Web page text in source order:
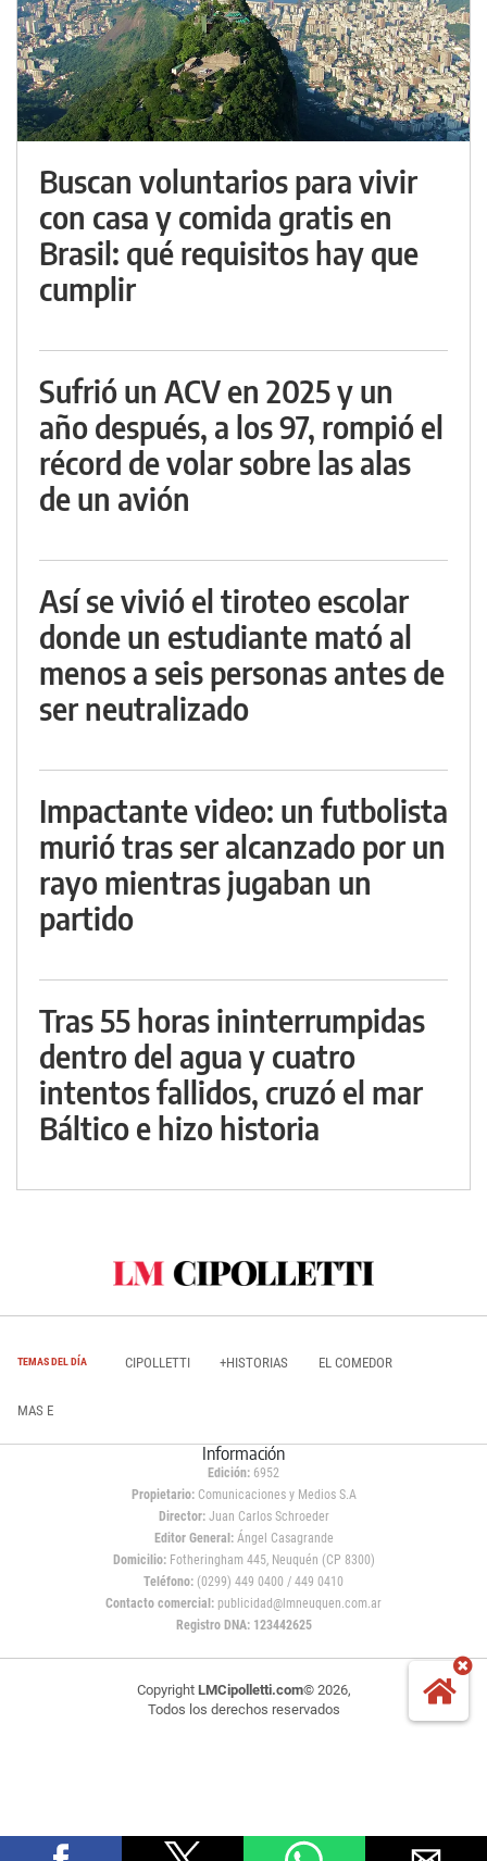
Buscan voluntarios para vivir
con casa y comida gratis en
Brasil: qué requisitos hay que
cumplir
Sufrió un ACV en 2025 y un
año después, a los 97, rompió el
récord de volar sobre las alas
de un avión
Así se vivió el tiroteo escolar
donde un estudiante mató al
menos a seis personas antes de
ser neutralizado
Impactante video: un futbolista
murió tras ser alcanzado por un
rayo mientras jugaban un
partido
Tras 55 horas ininterrumpidas
dentro del agua y cuatro
intentos fallidos, cruzó el mar
Báltico e hizo historia
TEMAS DEL DÍA CIPOLLETTI +HISTORIAS EL COMEDOR
MAS E
Información
Edición: 6952
Propietario:Comunicaciones y Medios S.A
Director: Juan Carlos Schroeder
Editor General:Ángel Casagrande
Domicilio:Fotheringham 445, Neuquén (CP 8300)
Teléfono: (0299) 449 0400 / 449 0410
Contacto comercial: publicidad@lmneuquen.com.ar
Registro DNA: 123442625
Copyright LMCipolletti.com© 2026,
Todos los derechos reservados